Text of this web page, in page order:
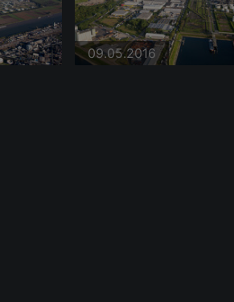
09.05.2016